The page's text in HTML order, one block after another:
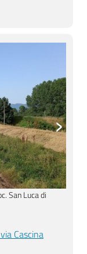
San Luca di
›
Cascina